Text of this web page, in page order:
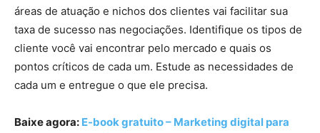
áreas de atuação e nichos dos clientes vai facilitar sua
taxa de sucesso nas negociações. Identifique os tipos de
cliente você vai encontrar pelo mercado e quais os
pontos críticos de cada um. Estude as necessidades de
cada um e entregue o que ele precisa.
Baixe agora: E-book gratuito – Marketing digital para